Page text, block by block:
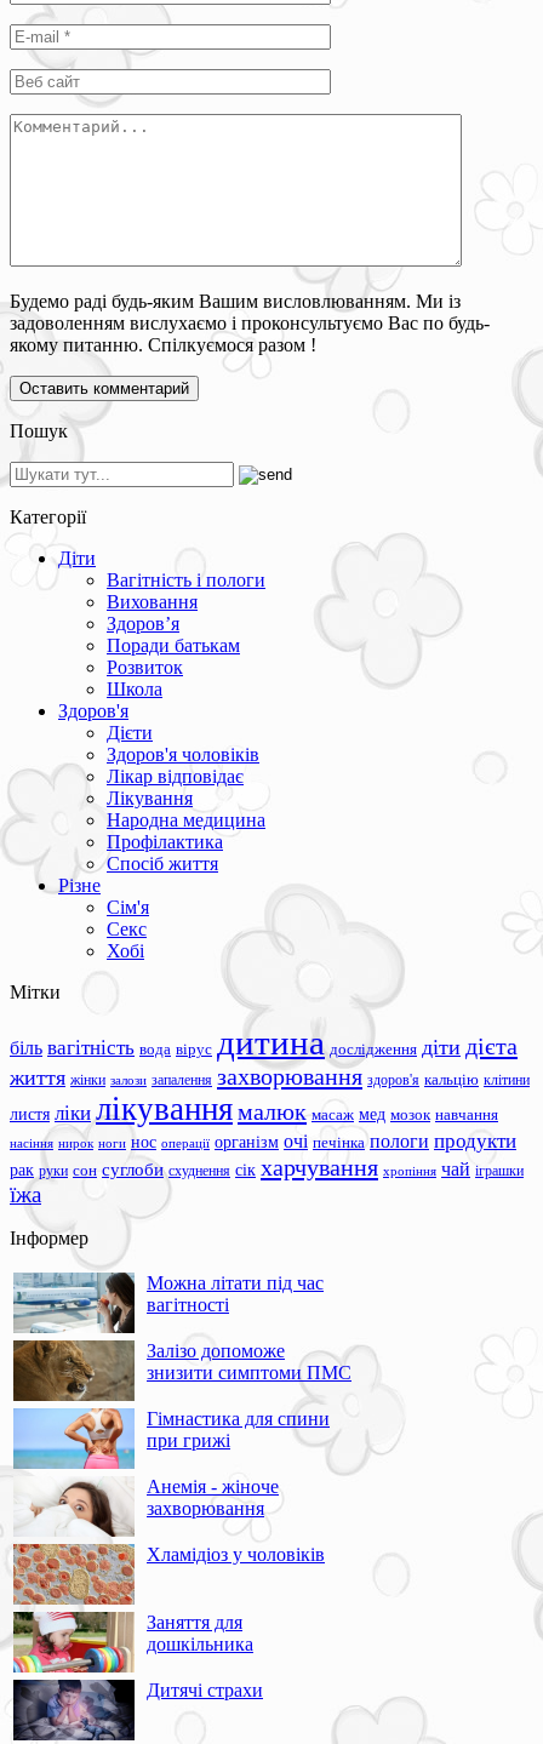
Будемо раді будь-яким Вашим висловлюванням. Ми із
задоволенням вислухаємо і проконсультуємо Вас по будь-
якому питанню. Спілкуємося разом !
Пошук
Категорії
Діти
Вагітність і пологи
Виховання
Здоров’я
Поради батькам
Розвиток
Школа
Здоров'я
Дієти
Здоров'я чоловіків
Лікар відповідає
Лікування
Народна медицина
Профілактика
Спосіб життя
Різне
Сім'я
Секс
Хобі
Мітки
біль вагітність вода вірус дитина дослідження діти дієта
життя жінки залози запалення захворювання здоров'я кальцію клітини
листя ліки лікуваннямалюк масаж мед мозок навчання
насіння нирок ноги нос операції організм очі печінка пологи продукти
рак руки сон суглоби схуднення сік харчування хропіння чай іграшки
їжа
Інформер
Можна літати під час
вагітності
Залізо допоможе
знизити симптоми ПМС
Гімнастика для спини
при грижі
Анемія - жіноче
захворювання
Хламідіоз у чоловіків
Заняття для
дошкільника
Дитячі страхи